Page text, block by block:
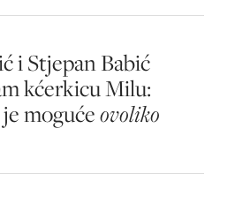
i Stjepan Babić
kćerkicu Milu:
mogućeovoliko